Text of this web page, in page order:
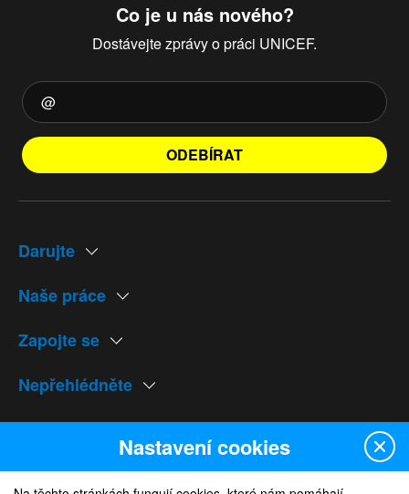
Co je u nás nového?
Dostávejte zprávy o práci UNICEF.
ODEBÍRAT
Darujte
Naše práce
Zapojte se
Nepřehlédněte
Naše weby
Nastavení cookies